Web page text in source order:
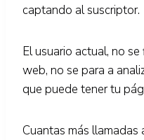
captando al suscriptor.
El usuario actual, no
web, no se para a
que puede tener tu
Cuantas más